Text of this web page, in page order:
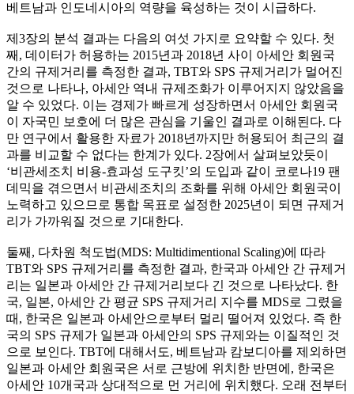
베트남과 인도네시아의 역량을 육성하는 것이 시급하다.
제3장의 분석 결과는 다음의 여섯 가지로 요약할 수 있다. 첫
째, 데이터가 허용하는 2015년과 2018년 사이 아세안 회원국
간의 규제거리를 측정한 결과, TBT와 SPS 규제거리가 멀어진
것으로 나타나, 아세안 역내 규제조화가 이루어지지 않았음을
알 수 있었다. 이는 경제가 빠르게 성장하면서 아세안 회원국
이 자국민 보호에 더 많은 관심을 기울인 결과로 이해된다. 다
만 연구에서 활용한 자료가 2018년까지만 허용되어 최근의 결
과를 비교할 수 없다는 한계가 있다. 2장에서 살펴보았듯이
‘비관세조치 비용-효과성 도구킷’의 도입과 같이 코로나19 팬
데믹을 겪으면서 비관세조치의 조화를 위해 아세안 회원국이
노력하고 있으므로 통합 목표로 설정한 2025년이 되면 규제거
리가 가까워질 것으로 기대한다.
둘째, 다차원 척도법(MDS: Multidimentional Scaling)에 따라
TBT와 SPS 규제거리를 측정한 결과, 한국과 아세안 간 규제거
리는 일본과 아세안 간 규제거리보다 긴 것으로 나타났다. 한
국, 일본, 아세안 간 평균 SPS 규제거리 지수를 MDS로 그렸을
때, 한국은 일본과 아세안으로부터 멀리 떨어져 있었다. 즉 한
국의 SPS 규제가 일본과 아세안의 SPS 규제와는 이질적인 것
으로 보인다. TBT에 대해서도, 베트남과 캄보디아를 제외하면
일본과 아세안 회원국은 서로 근방에 위치한 반면에, 한국은
아세안 10개국과 상대적으로 먼 거리에 위치했다. 오래 전부터